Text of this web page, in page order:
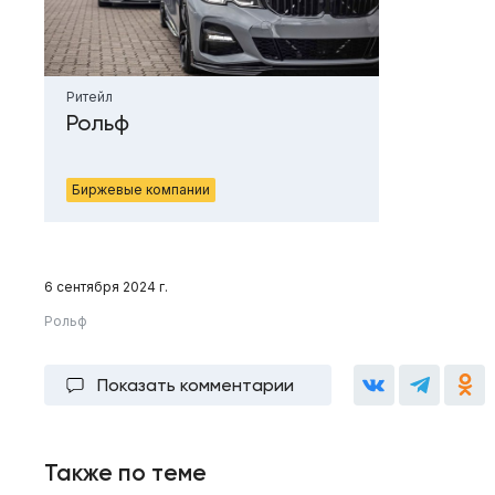
Ритейл
Рольф
Биржевые компании
6 сентября 2024 г.
Рольф
Показать комментарии
Также по теме